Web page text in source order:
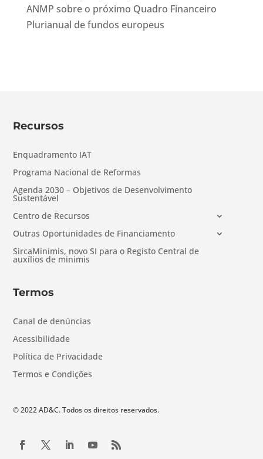
ANMP sobre o próximo Quadro Financeiro
Plurianual de fundos europeus
Recursos
Enquadramento IAT
Programa Nacional de Reformas
Agenda 2030 – Objetivos de Desenvolvimento
Sustentável
Centro de Recursos
Outras Oportunidades de Financiamento
SircaMinimis, novo SI para o Registo Central de
auxílios de minimis
Termos
Canal de denúncias
Acessibilidade
Política de Privacidade
Termos e Condições
© 2022 AD&C. Todos os direitos reservados.